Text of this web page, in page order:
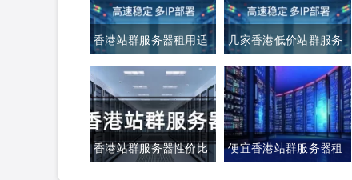
香港站群服务器租用适
合哪些多站点业务
几家香港低价站群服务
器租用推荐
香港站群服务器性价比
便宜香港站群服务器租